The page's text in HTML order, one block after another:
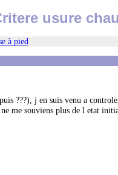
usure
à pied
???), j en suis venu a
me souviens plus de l etat